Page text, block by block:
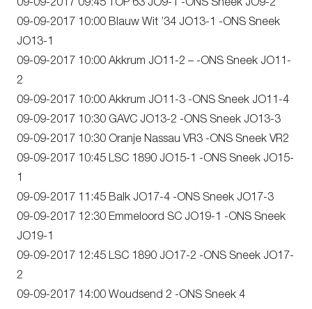
09-09-2017 09:45 TOP’63 JO9-1 -ONS Sneek JO9-2
09-09-2017 10:00 Blauw Wit ’34 JO13-1 -ONS Sneek
JO13-1
09-09-2017 10:00 Akkrum JO11-2 – -ONS Sneek JO11-
2
09-09-2017 10:00 Akkrum JO11-3 -ONS Sneek JO11-4
09-09-2017 10:30 GAVC JO13-2 -ONS Sneek JO13-3
09-09-2017 10:30 Oranje Nassau VR3 -ONS Sneek VR2
09-09-2017 10:45 LSC 1890 JO15-1 -ONS Sneek JO15-
1
09-09-2017 11:45 Balk JO17-4 -ONS Sneek JO17-3
09-09-2017 12:30 Emmeloord SC JO19-1 -ONS Sneek
JO19-1
09-09-2017 12:45 LSC 1890 JO17-2 -ONS Sneek JO17-
2
09-09-2017 14:00 Woudsend 2 -ONS Sneek 4